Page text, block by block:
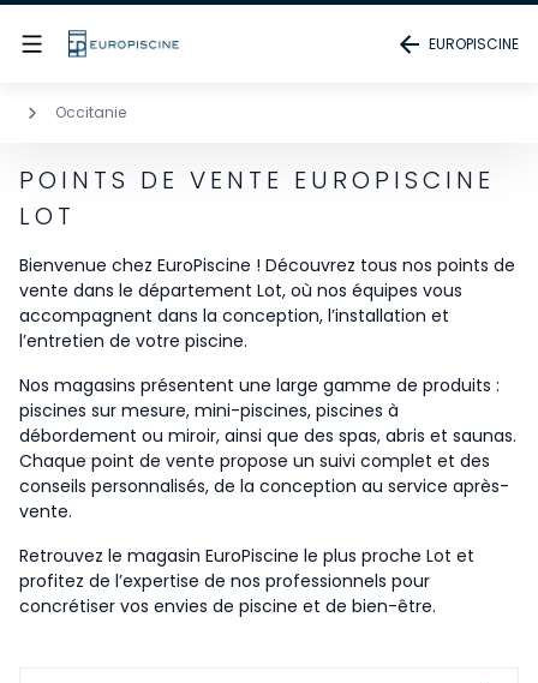
EUROPISCINE
Occitanie
POINTS DE VENTE EUROPISCINE
LOT
Bienvenue chez EuroPiscine ! Découvrez tous nos points de
vente dans le département Lot, où nos équipes vous
accompagnent dans la conception, l’installation et
l’entretien de votre piscine.
Nos magasins présentent une large gamme de produits :
piscines sur mesure, mini-piscines, piscines à
débordement ou miroir, ainsi que des spas, abris et saunas.
Chaque point de vente propose un suivi complet et des
conseils personnalisés, de la conception au service après-
vente.
Retrouvez le magasin EuroPiscine le plus proche Lot et
profitez de l’expertise de nos professionnels pour
concrétiser vos envies de piscine et de bien-être.